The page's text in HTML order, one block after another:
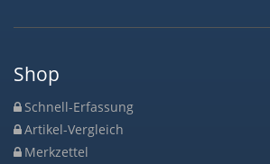
Shop
Schnell-Erfassung
Artikel-Vergleich
Merkzettel